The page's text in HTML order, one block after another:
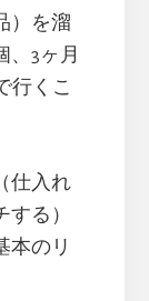
）を溜
、3ヶ月
行くこ
仕入れ
る）
本のリ